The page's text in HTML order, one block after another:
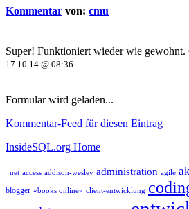
Kommentar von: cmu
Super! Funktioniert wieder wie gewohnt.
17.10.14 @ 08:36
Formular wird geladen...
Kommentar-Feed für diesen Eintrag
InsideSQL.org Home
_net access addison-wesley administration agile
blogger «books online» client-entwicklung